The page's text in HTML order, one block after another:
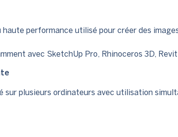
haute performance utilisé pour créer des
avec SketchUp Pro, Rhinoceros 3D,
sur plusieurs ordinateurs avec utilisation